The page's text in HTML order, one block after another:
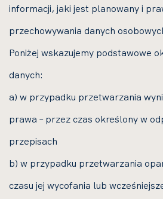
informacji, jaki jest planowany i
przechowywania danych
Poniżej wskazujemy podstawowe
danych:
a) w przypadku przetwarzania
prawa – przez czas określony w
przepisach
b) w przypadku przetwarzania
czasu jej wycofania lub